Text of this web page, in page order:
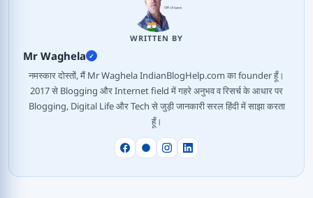
WRITTEN BY
Mr Waghela ✓
नमस्कार दोस्तों, मैं Mr Waghela IndianBlogHelp.com का founder हूँ।
2017 से Blogging और Internet field में गहरे अनुभव व रिसर्च के आधार पर
Blogging, Digital Life और Tech से जुड़ी जानकारी सरल हिंदी में साझा करता
हूँ।